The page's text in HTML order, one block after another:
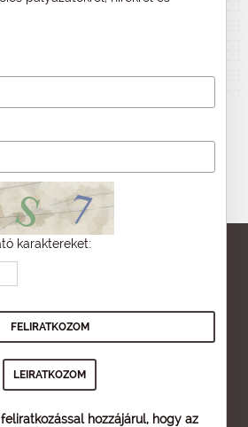
karaktereket:
hozzájárul, hogy az